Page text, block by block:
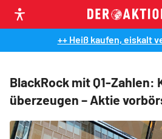
++ Heiß kaufen, eiskalt
BlackRock mit Q1-Zahlen:
überzeugen – Aktie